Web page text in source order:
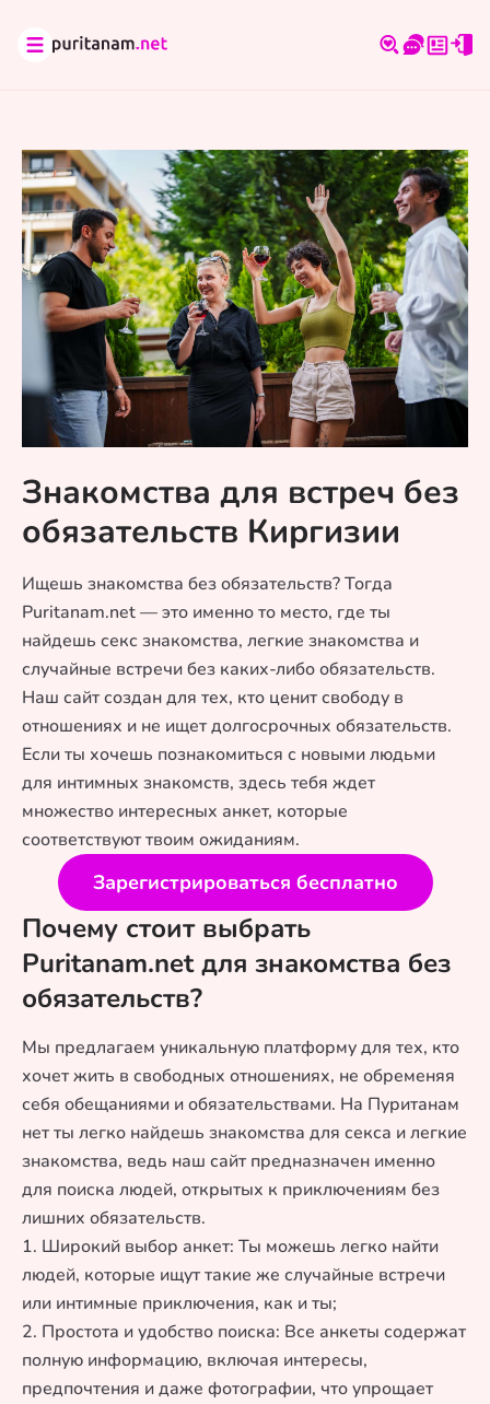
Знакомства для встреч без
обязательств Киргизии
Ищешь знакомства без обязательств? Тогда
Puritanam.net — это именно то место, где ты
найдешь секс знакомства, легкие знакомства и
случайные встречи без каких-либо обязательств.
Наш сайт создан для тех, кто ценит свободу в
отношениях и не ищет долгосрочных обязательств.
Если ты хочешь познакомиться с новыми людьми
для интимных знакомств, здесь тебя ждет
множество интересных анкет, которые
соответствуют твоим ожиданиям.
Зарегистрироваться бесплатно
Почему стоит выбрать
Puritanam.net для знакомства без
обязательств?
Мы предлагаем уникальную платформу для тех, кто
хочет жить в свободных отношениях, не обременяя
себя обещаниями и обязательствами. На Пуританам
нет ты легко найдешь знакомства для секса и легкие
знакомства, ведь наш сайт предназначен именно
для поиска людей, открытых к приключениям без
лишних обязательств.
1. Широкий выбор анкет: Ты можешь легко найти
людей, которые ищут такие же случайные встречи
или интимные приключения, как и ты;
2. Простота и удобство поиска: Все анкеты содержат
полную информацию, включая интересы,
предпочтения и даже фотографии, что упрощает